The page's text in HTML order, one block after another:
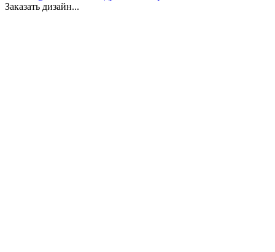
Заказать дизайн...